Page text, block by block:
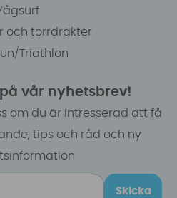
och torrdräkter
Triathlon
vår nyhetsbrev!
om du är intresserad att få
tips och råd och ny
Skicka